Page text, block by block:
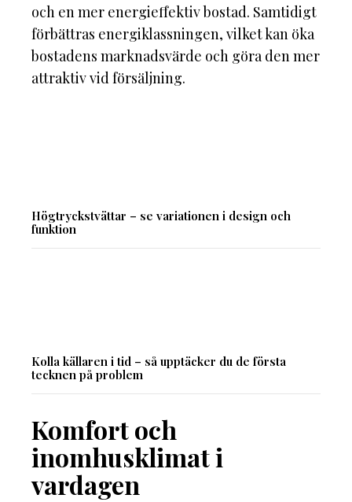
och en mer energieffektiv bostad. Samtidigt
förbättras energiklassningen, vilket kan öka
bostadens marknadsvärde och göra den mer
attraktiv vid försäljning.
Högtryckstvättar – se variationen i design och
funktion
Kolla källaren i tid – så upptäcker du de första
tecknen på problem
Komfort och
inomhusklimat i
vardagen